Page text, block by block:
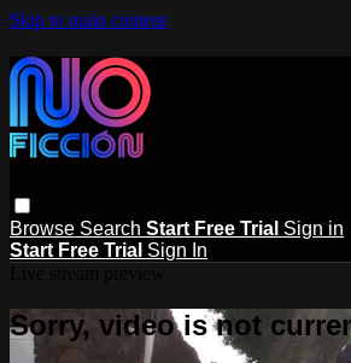
Skip to main content
Browse Search Start Free Trial Sign in
Start Free Trial Sign In
Sorry, video is not